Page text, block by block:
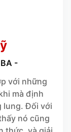
-
với những
mà định
lung. Đối với
nó cũng